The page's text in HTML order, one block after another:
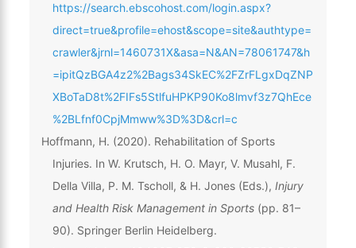
https://search.ebscohost.com/login.aspx?
direct=true&profile=ehost&scope=site&authtype=
crawler&jrnl=1460731X&asa=N&AN=78061747&h
=ipitQzBGA4z2%2Bags34SkEC%2FZrFLgxDqZNP
XBoTaD8t%2FIFs5StlfuHPKP90Ko8lmvf3z7QhEce
%2BLfnf0CpjMmww%3D%3D&crl=c
Hoffmann, H. (2020). Rehabilitation of Sports
Injuries. In W. Krutsch, H. O. Mayr, V. Musahl, F.
Della Villa, P. M. Tscholl, & H. Jones (Eds.), Injury
and Health Risk Management in Sports(pp. 81–
90). Springer Berlin Heidelberg.